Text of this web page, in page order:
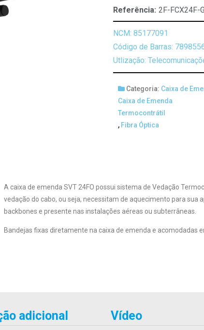
Referência: 2F-FCX24F-
NCM: 85177091
Código de Barras:
Utlização:
Categoria: Caixa de
Caixa de Emenda
Termocontrátil
, Fibra Óptica
A caixa de emenda SVT 24FO possui sistema de Vedação
vedação do cabo, ou seja, necessitam de aquecimento para sua
backbones e presente nas instalações aéreas ou subterrâneas.
Bandejas fixas diretamente na caixa de emenda e acomodadas
adicional Vídeo